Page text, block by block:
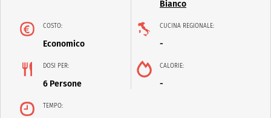
Bianco
COSTO:
Economico
CUCINA REGIONALE:
-
DOSI PER:
6 Persone
CALORIE:
-
TEMPO: